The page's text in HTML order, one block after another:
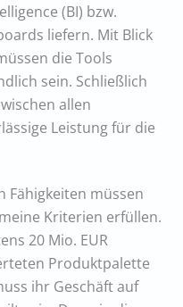
(BI) bzw.
liefern. Mit Blick
die Tools
sein. Schließlich
allen
Leistung für die
Fähigkeiten müssen
Kriterien erfüllen.
20 Mio. EUR
Produktpalette
ihr Geschäft auf